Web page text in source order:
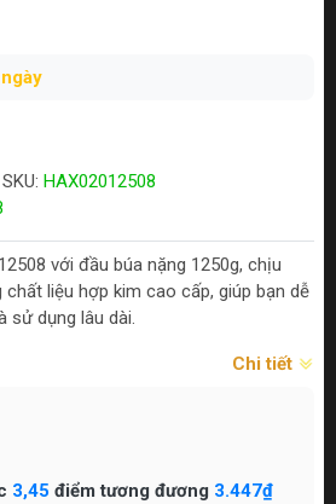
SKU: HAX02012508
với đầu búa nặng 1250g, chịu
liệu hợp kim cao cấp, giúp bạn dễ
sử dụng lâu dài.
Chi tiết
3,45 điểm tương đương 3.447₫